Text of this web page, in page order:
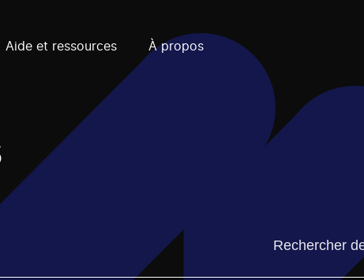
Aide et ressources À propos
Trouvez un